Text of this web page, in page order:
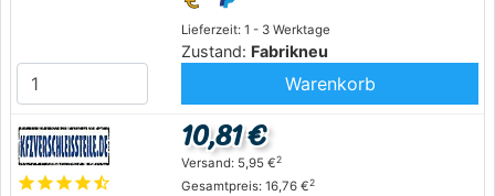
Lieferzeit: 1 - 3 Werktage
Zustand: Fabrikneu
Warenkorb
starstarstarstarstar_half
10,81 €
Versand: 5,95 €2
Gesamtpreis: 16,76 €2